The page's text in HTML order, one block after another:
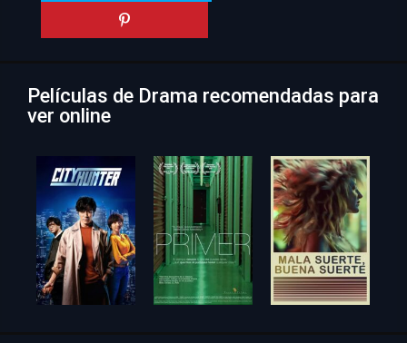
Películas de Drama recomendadas para
ver online